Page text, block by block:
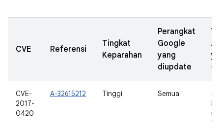
CVE Referensi
Tingkat
Keparahan
Perangkat
Google
yang
diupdate
CVE-
2017-
0420
A-32615212 Tinggi Semua